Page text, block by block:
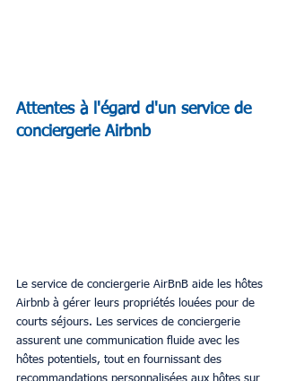
Attentes à l'égard d'un service de
conciergerie Airbnb
Le service de conciergerie AirBnB aide les hôtes
Airbnb à gérer leurs propriétés louées pour de
courts séjours. Les services de conciergerie
assurent une communication fluide avec les
hôtes potentiels, tout en fournissant des